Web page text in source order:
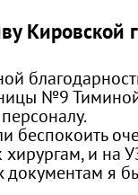
Кировской
№9
беспокоить
и на
документам я